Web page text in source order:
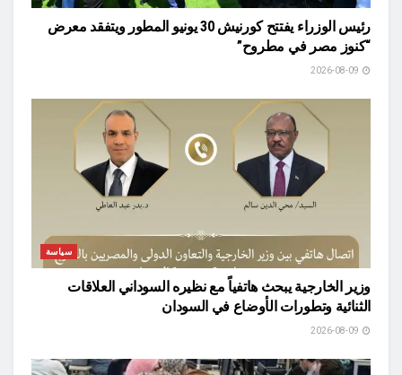
رئيس الوزراء يفتتح كورنيش 30 يونيو المطور ويتفقد معرض
“كنوز مصر في مطروح”
سياسة
وزير الخارجية يبحث هاتفياً مع نظيره السوداني العلاقات
الثنائية وتطورات الأوضاع في السودان